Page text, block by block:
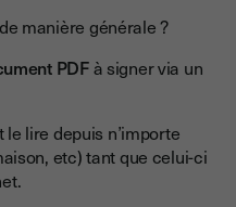
manière générale ?
PDFà signer via un
lire depuis n’importe
etc) tant que celui-ci